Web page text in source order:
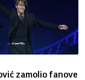
zamolio fanove